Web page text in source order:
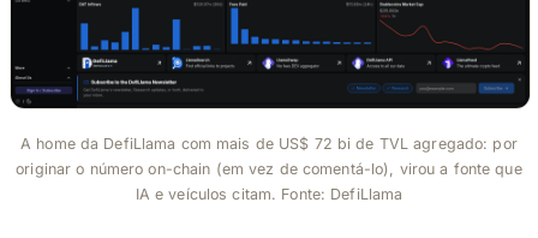
A home da DefiLlama com mais de US$ 72 bi de TVL agregado: por
originar o número on-chain (em vez de comentá-lo), virou a fonte que
IA e veículos citam. Fonte: DefiLlama